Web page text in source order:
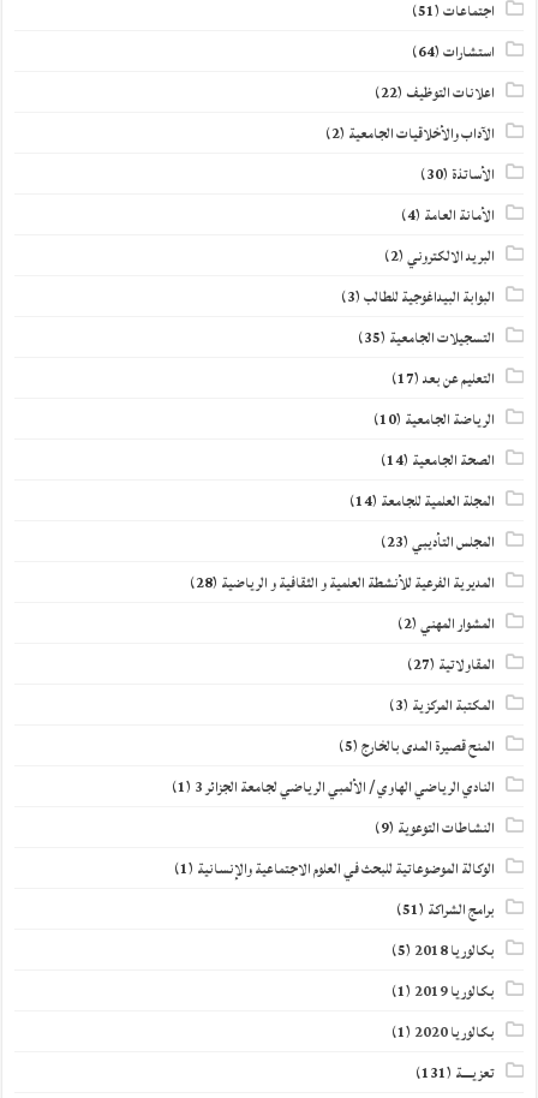
اجتماعات(51)
استشارات(64)
اعلانات التوظيف (22)
الآداب والأخلاقيات الجامعية (2)
الأساتذة(30)
الأمانة العامة (4)
البريد الالكتروني(2)
البوابة البيداغوجية للطالب(3)
التسجيلات الجامعية (35)
التعليم عن بعد(17)
الرياضة الجامعية (10)
الصحة الجامعية (14)
المجلة العلمية للجامعة (14)
المجلس التأديبي(23)
المديرية الفرعية للأنشطة العلمية و الثقافية و الرياضية (28)
المشوار المهني(2)
المقاولاتية (27)
المكتبة المركزية (3)
المنح قصيرة المدى بالخارج(5)
النادي الرياضي الهاوي / الألمبي الرياضي لجامعة الجزائر 3 (1)
النشاطات التوعوية (9)
الوكالة الموضوعاتية للبحث في العلوم الاجتماعية والإنسانية (1)
برامج الشراكة (51)
بكالوريا 2018
(5)
بكالوريا 2019
(1)
بكالوريا 2020
(1)
تعزيــــة (131)